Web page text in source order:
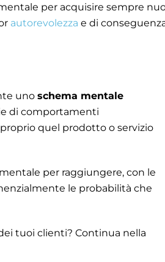
per acquisire sempre
autorevolezza e di
uno schema mentale
di comportamenti
quel prodotto o servizio
per raggiungere, con le
le probabilità che
tuoi clienti? Continua nella